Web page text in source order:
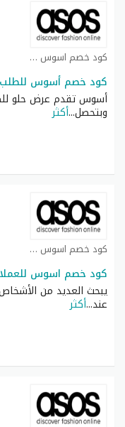
كود خصم اسوس كوبون
كود خصم أسوس للطلب الاول خصم
وبتحصل...أكثر
كود خصم اسوس كوبون
كود خصم اسوس للعملاء الجدد خصم
يبحث العديد من
عند...أكثر